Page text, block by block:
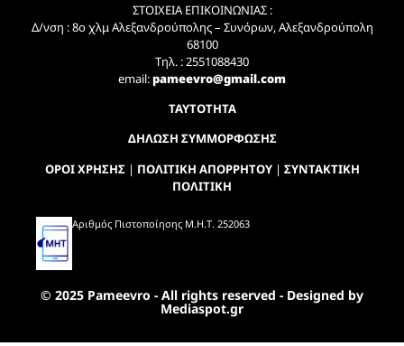
ΣΤΟΙΧΕΙΑ ΕΠΙΚΟΙΝΩΝΙΑΣ :
Δ/νση : 8ο χλμ Αλεξανδρούπολης – Συνόρων, Αλεξανδρούπολη
68100
Τηλ. : 2551088430
email:pameevro@gmail.com
ΤΑΥΤΟΤΗΤΑ
ΔΗΛΩΣΗ ΣΥΜΜΟΡΦΩΣΗΣ
ΟΡΟΙ ΧΡΗΣΗΣ| ΠΟΛΙΤΙΚΗ ΑΠΟΡΡΗΤΟΥ| ΣΥΝΤΑΚΤΙΚΗ
ΠΟΛΙΤΙΚΗ
Αριθμός Πιστοποίησης Μ.Η.Τ. 252063
© 2025 Pameevro - All rights reserved - Designed by
Mediaspot.gr